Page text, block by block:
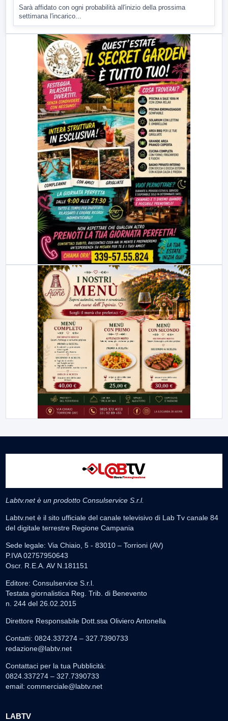
Sarà affidato con ogni probabilità all'inizio della prossima
settimana l'incarico...
Labtv.net è un prodotto Consulservice S.r.l.
Labtv.net è il sito ufficiale del canale televisivo di Lab Tv canale 84
del digitale terrestre Regione Campania
Sede legale: Via Chiaio, 5 - 83010 – Torrioni (AV)
P.IVA 02757950643
Oscr. R.E.A. AV N.181151
Editore: Consulservice S.r.l.
Testata giornalistica Reg. Trib. di Benevento
n. 244 del 26.02.2015
Direttore Responsabile Dott.ssa Oliviero Antonella
Contatti: 0824.337274 – 327.7390733
redazione@labtv.net
Contattaci per la tua Pubblicità:
0824.337274 – 327.7390733
email: commerciale@labtv.net
LABTV